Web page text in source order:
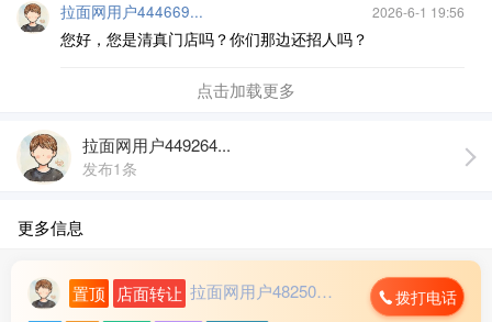
拉面网用户444669... 2026-6-1 19:56
您好，您是清真门店吗？你们那边还招人吗？
点击加载更多
拉面网用户449264...
发布1条
更多信息
置顶 店面转让 拉面网用户482503... 拨打电话